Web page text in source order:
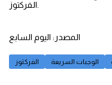
المصدر: اليوم السابع
الفركتوز الوجبات السريعة